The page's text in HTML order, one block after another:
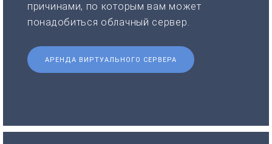
причинами, по которым вам может
понадобиться облачный сервер.
АРЕНДА ВИРТУАЛЬНОГО СЕРВЕРА